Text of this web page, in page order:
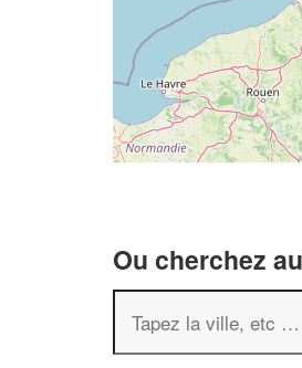
Ou cherchez